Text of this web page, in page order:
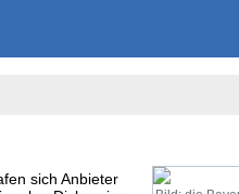
sich Anbieter